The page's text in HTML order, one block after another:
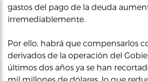
gastos del pago de la deuda
irremediablemente.
Por ello, habrá que compensarlos
derivados de la operación del
últimos dos años ya se han